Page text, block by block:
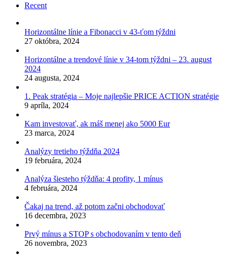
Recent
Horizontálne línie a Fibonacci v 43-ťom týždni
27 októbra, 2024
Horizontálne a trendové línie v 34-tom týždni – 23. august
2024
24 augusta, 2024
1. Peak stratégia – Moje najlepšie PRICE ACTION stratégie
9 apríla, 2024
Kam investovať, ak máš menej ako 5000 Eur
23 marca, 2024
Analýzy tretieho týždňa 2024
19 februára, 2024
Analýza šiesteho týždňa: 4 profity, 1 mínus
4 februára, 2024
Čakaj na trend, až potom začni obchodovať
16 decembra, 2023
Prvý mínus a STOP s obchodovaním v tento deň
26 novembra, 2023